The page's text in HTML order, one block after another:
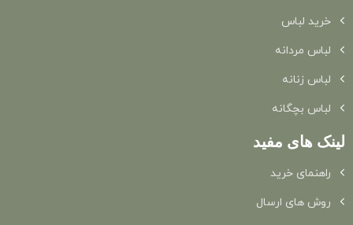
خرید لباس
لباس مردانه
لباس زنانه
لباس بچگانه
لینک های مفید
راهنمای خرید
روش های ارسال